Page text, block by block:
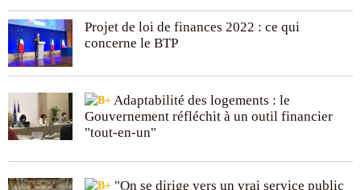
Projet de loi de finances 2022 : ce qui
concerne le BTP
Adaptabilité des logements : le
Gouvernement réfléchit à un outil financier
"tout-en-un"
"On se dirige vers un vrai service public